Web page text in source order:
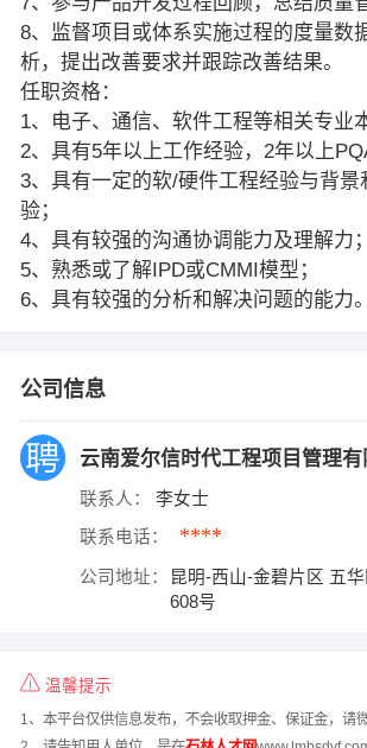
8、监督项目或体系实施过程的度量数
析，提出改善要求并跟踪改善结果。
任职资格：
1、电子、通信、软件工程等相关专业
2、具有5年以上工作经验，2年以上
3、具有一定的软/硬件工程经验与背景
验；
4、具有较强的沟通协调能力及理解力；
5、熟悉或了解IPD或CMMI模型；
6、具有较强的分析和解决问题的能力。
公司信息
云南爱尔信时代工程项目管理有
联系人： 李女士
联系电话： ****
公司地址：
昆明-西山-金碧片区 五
608号
温馨提示
1、本平台仅供信息发布，不会收取押金、保证金，请